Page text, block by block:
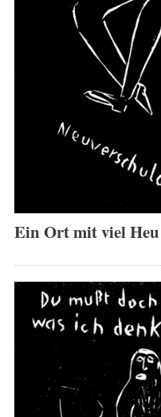
Ein Ort mit viel Heu